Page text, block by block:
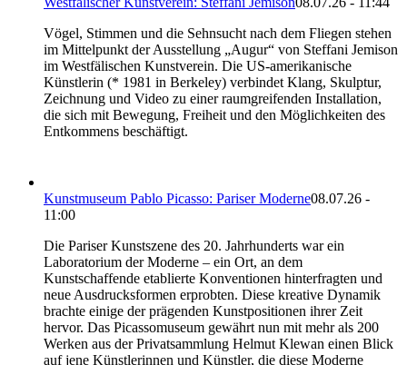
Vögel, Stimmen und die Sehnsucht nach dem Fliegen stehen
im Mittelpunkt der Ausstellung „Augur“ von Steffani Jemison
im Westfälischen Kunstverein. Die US-amerikanische
Künstlerin (* 1981 in Berkeley) verbindet Klang, Skulptur,
Zeichnung und Video zu einer raumgreifenden Installation,
die sich mit Bewegung, Freiheit und den Möglichkeiten des
Entkommens beschäftigt.
Kunstmuseum Pablo Picasso: Pariser Moderne08.07.26 -
11:00
Die Pariser Kunstszene des 20. Jahrhunderts war ein
Laboratorium der Moderne – ein Ort, an dem
Kunstschaffende etablierte Konventionen hinterfragten und
neue Ausdrucksformen erprobten. Diese kreative Dynamik
brachte einige der prägenden Kunstpositionen ihrer Zeit
hervor. Das Picassomuseum gewährt nun mit mehr als 200
Werken aus der Privatsammlung Helmut Klewan einen Blick
auf jene Künstlerinnen und Künstler, die diese Moderne